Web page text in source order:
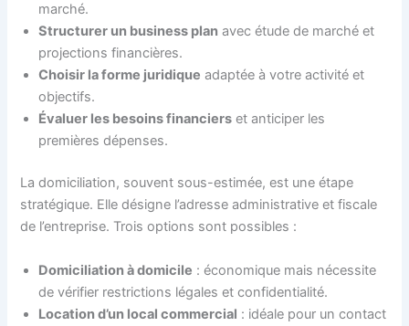
marché.
Structurer un business plan avec étude de marché et
projections financières.
Choisir la forme juridique adaptée à votre activité et
objectifs.
Évaluer les besoins financiers et anticiper les
premières dépenses.
La domiciliation, souvent sous-estimée, est une étape
stratégique. Elle désigne l’adresse administrative et fiscale
de l’entreprise. Trois options sont possibles :
Domiciliation à domicile : économique mais nécessite
de vérifier restrictions légales et confidentialité.
Location d’un local commercial : idéale pour un contact